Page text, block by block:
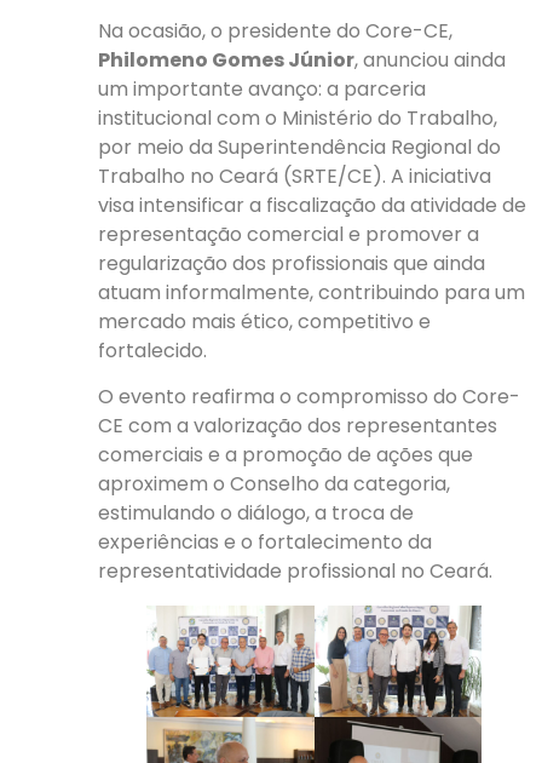
Na ocasião, o presidente do Core-CE,
Philomeno Gomes Júnior, anunciou ainda
um importante avanço: a parceria
institucional com o Ministério do Trabalho,
por meio da Superintendência Regional do
Trabalho no Ceará (SRTE/CE). A iniciativa
visa intensificar a fiscalização da atividade de
representação comercial e promover a
regularização dos profissionais que ainda
atuam informalmente, contribuindo para um
mercado mais ético, competitivo e
fortalecido.
O evento reafirma o compromisso do Core-
CE com a valorização dos representantes
comerciais e a promoção de ações que
aproximem o Conselho da categoria,
estimulando o diálogo, a troca de
experiências e o fortalecimento da
representatividade profissional no Ceará.